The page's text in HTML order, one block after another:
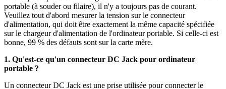
portable (à souder ou filaire), il n'y a toujours pas de courant.
Veuillez tout d'abord mesurer la tension sur le connecteur
d'alimentation, qui doit être exactement la même capacité spécifiée
sur le chargeur d'alimentation de l'ordinateur portable. Si celle-ci est
bonne, 99 % des défauts sont sur la carte mère.
1. Qu'est-ce qu'un connecteur DC Jack pour ordinateur
portable ?
Un connecteur DC Jack est une prise utilisée pour connecter le